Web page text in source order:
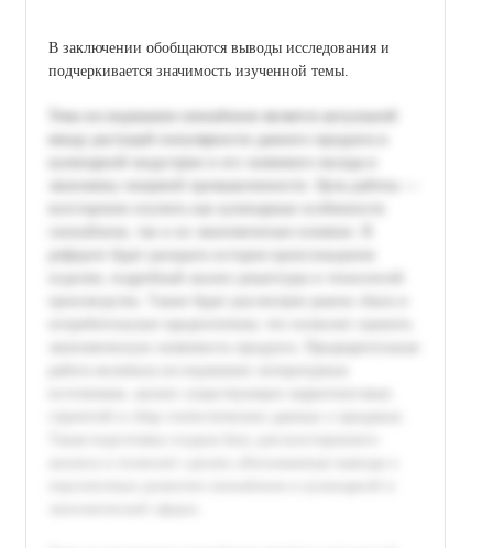
В заключении обобщаются выводы исследования и
подчеркивается значимость изученной темы.